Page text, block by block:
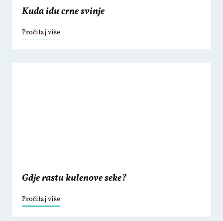
Kuda idu crne svinje
Pročitaj više
Gdje rastu kulenove seke?
Pročitaj više